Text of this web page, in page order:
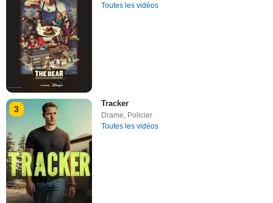
Toutes les vidéos
3
Tracker
Drame, Policier
Toutes les vidéos